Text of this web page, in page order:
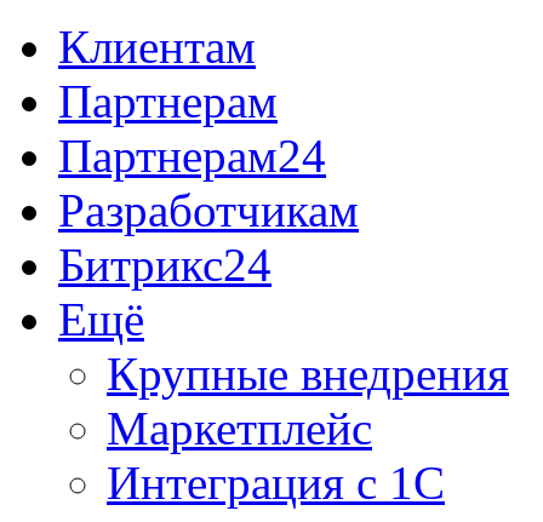
Клиентам
Партнерам
Партнерам24
Разработчикам
Битрикс24
Ещё
Крупные внедрения
Маркетплейс
Интеграция с 1С